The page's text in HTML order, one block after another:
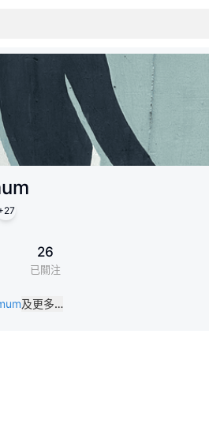
27
26
已關注
及更多…